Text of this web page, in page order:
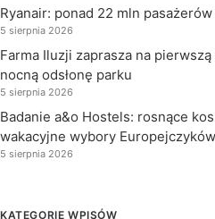
Ryanair: ponad 22 mln
5 sierpnia 2026
Farma Iluzji zaprasza na
nocną odsłonę parku
5 sierpnia 2026
Badanie a&o Hostels: rosnące
wakacyjne wybory Europejczyków
5 sierpnia 2026
KATEGORIE WPISÓW